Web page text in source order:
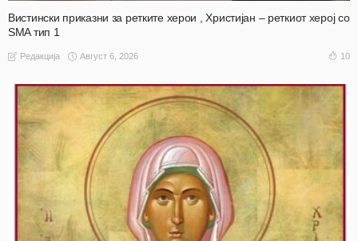
Вистински приказни за ретките херои , Христијан – реткиот херој со
SMA тип 1
Редакција Август 6, 2026 10